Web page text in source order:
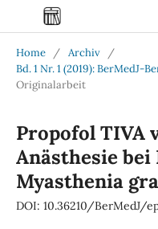
Home / Archiv
/
Bd. 1 Nr. 1 (2019): BerMedJ-
Originalarbeit
Propofol TIVA
Anästhesie
Myasthenia
DOI: 10.36210/BerMedJ/